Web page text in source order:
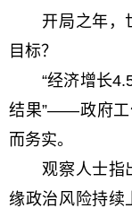
开局之年，世
目标？
“经济增长
结果”——政府工
而务实。
观察人士指出
缘政治风险持续